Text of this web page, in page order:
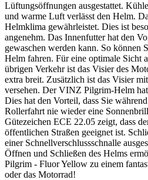
Lüftungsöffnungen ausgestattet.
und warme Luft verlässt den Helm.
Helmklima gewährleistet. Dies ist
angenehm. Das Innenfutter hat den
gewaschen werden kann. So können
Helm fahren. Für eine optimale Sicht
übrigen Verkehr ist das Visier des
extra breit. Zusätzlich ist das Visier
versehen. Der VINZ Pilgrim-Helm
Dies hat den Vorteil, dass Sie
Rollerfahrt nie wieder eine
Gütezeichen ECE 22.05 zeigt, dass
öffentlichen Straßen geeignet ist.
einer Schnellverschlussschnalle
Öffnen und Schließen des Helms
Pilgrim - Fluor Yellow zu einem
oder das Motorrad!